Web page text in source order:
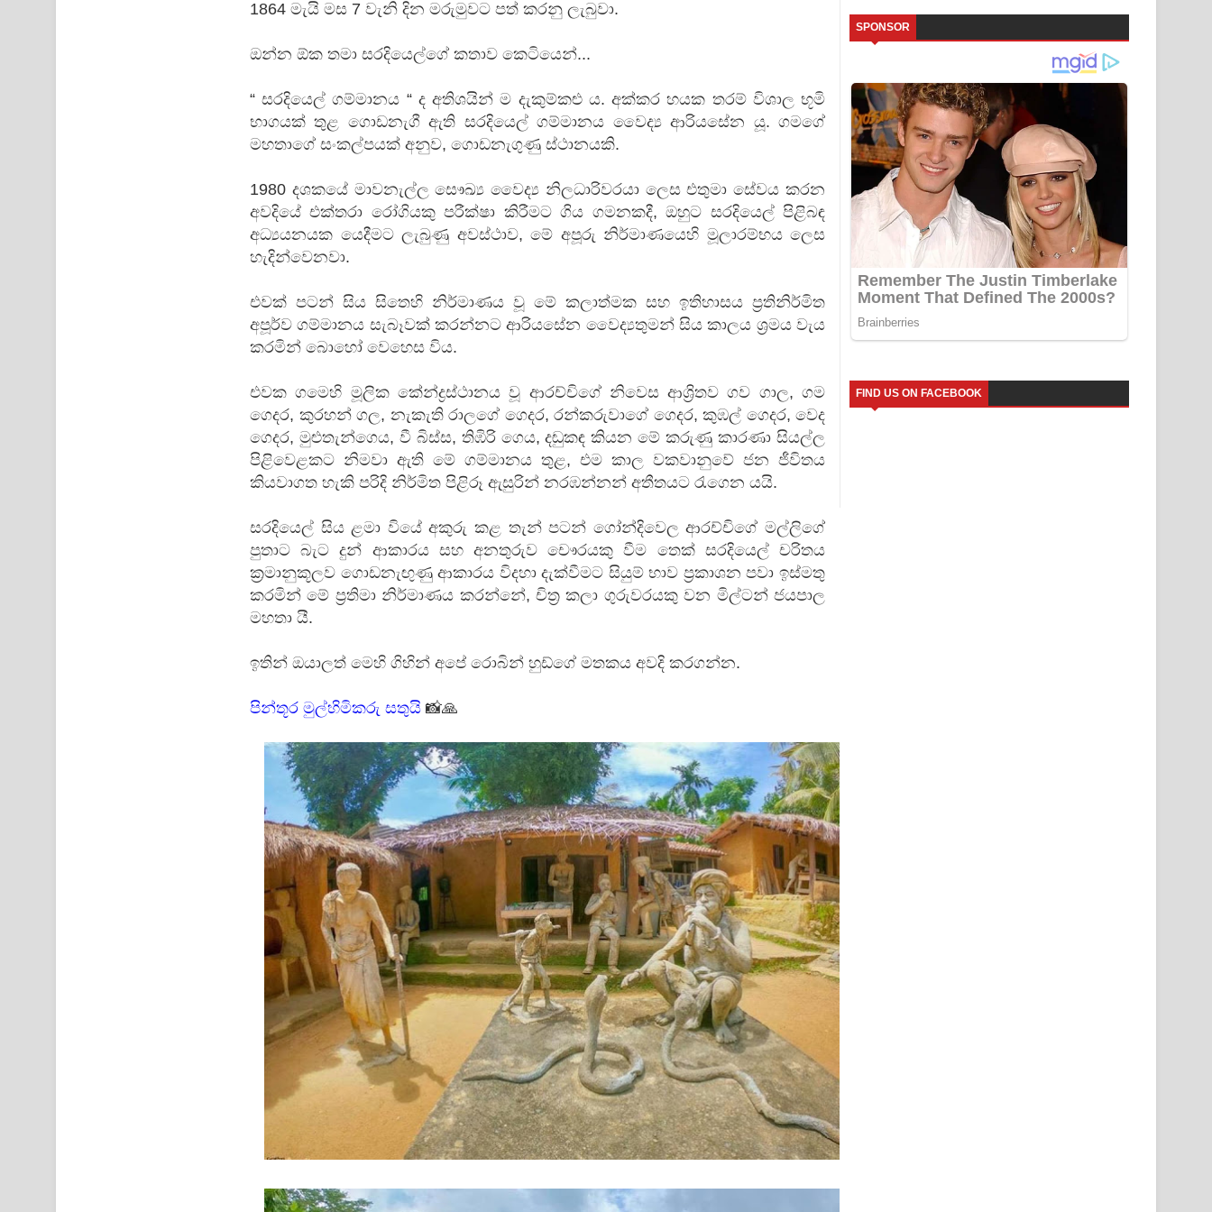
1864 මැයි මස 7 වැනි දින මරුමුවට පත් කරනු ලැබුවා.
ඔන්න ඕක තමා සරදියෙල්ගේ කතාව කෙටියෙන්...
“ සරදියෙල් ගම්මානය “ ද අතිශයින් ම දැකුම්කළු ය. අක්කර හයක තරම් විශාල භූමි
භාගයක් තුළ ගොඩනැගී ඇති සරදියෙල් ගම්මානය වෛද්‍ය ආරියසේන යූ. ගමගේ
මහතාගේ සංකල්පයක් අනුව, ගොඩනැගුණු ස්ථානයකි.
1980 දශකයේ මාවනැල්ල සෞඛ්‍ය වෛද්‍ය නිලධාරිවරයා ලෙස එතුමා සේවය කරන
අවදියේ එක්තරා රෝගියකු පරීක්ෂා කිරීමට ගිය ගමනකදී, ඔහුට සරදියෙල් පිළිබඳ
අධ්‍යයනයක යෙදීමට ලැබුණු අවස්ථාව, මේ අපූරු නිර්මාණයෙහි මූලාරම්භය ලෙස
හැදින්වෙනවා.
එවක් පටන් සිය සිතෙහි නිර්මාණය වූ මේ කලාත්මක සහ ඉතිහාසය ප්‍රතිනිර්මිත
අපූර්ව ගම්මානය සැබෑවක් කරන්නට ආරියසේන වෛද්‍යතුමන් සිය කාලය ශ්‍රමය වැය
කරමින් බොහෝ වෙහෙස විය.
එවක ගමෙහි මූලික කේන්ද්‍රස්ථානය වූ ආරච්චිගේ නිවෙස ආශ්‍රිතව ගව ගාල, ගම
ගෙදර, කුරහන් ගල, නැකැති රාලගේ ගෙදර, රන්කරුවාගේ ගෙදර, කුඹල් ගෙදර, වෙද
ගෙදර, මුළුතැන්ගෙය, වී බිස්ස, තිඹිරි ගෙය, දඬුකඳ කියන මේ කරුණු කාරණා සියල්ල
පිළිවෙළකට නිමවා ඇති මේ ගම්මානය තුළ, එම කාල වකවානුවේ ජන ජීවිතය
කියවාගත හැකි පරිදි නිර්මිත පිළිරූ ඇසුරින් නරඹන්නන් අතීතයට රැගෙන යයි.
සරදියෙල් සිය ළමා වියේ අකුරු කළ තැන් පටන් ගෝන්දිවෙල ආරච්චිගේ මල්ලිගේ
පුතාට බැට දුන් ආකාරය සහ අනතුරුව චෞරයකු වීම තෙක් සරදියෙල් චරිතය
ක්‍රමානුකූලව ගොඩනැඟුණු ආකාරය විදහා දැක්වීමට සියුම් භාව ප්‍රකාශන පවා ඉස්මතු
කරමින් මේ ප්‍රතිමා නිර්මාණය කරන්නේ, චිත්‍ර කලා ගුරුවරයකු වන මිල්ටන් ජයපාල
මහතා යී.
ඉතින් ඔයාලත් මෙහි ගිහින් අපේ රොබින් හුඩ්ගේ මතකය අවදි කරගන්න.
පින්තූර මුල්හිමිකරු සතුයි 📸🙏
SPONSOR
FIND US ON FACEBOOK